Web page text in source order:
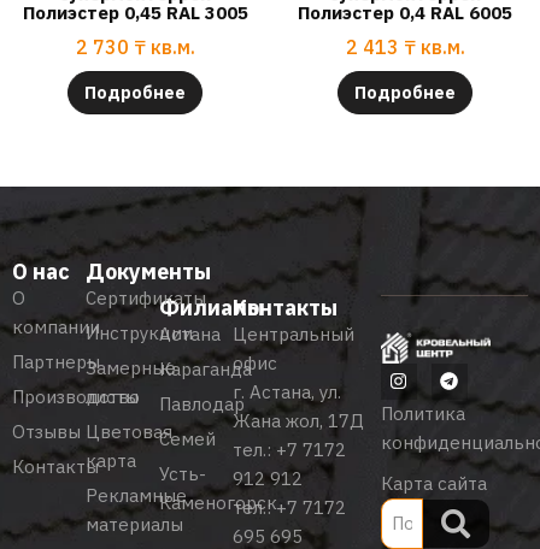
Полиэстер 0,45 RAL 3005
2 730 ₸ кв.м.
Подробнее
Полиэстер 0,4 RAL 6005
2 413 ₸ кв.м.
Подробнее
О нас
О
компании
Партнеры
Производство
Отзывы
Контакты
Документы
Сертификаты
Инструкции
Замерные
листы
Цветовая
карта
Рекламные
материалы
Филиалы
Астана
Караганда
Павлодар
Семей
Усть-
Каменогорск
Контакты
Центральный
офис
г. Астана, ул.
Жана жол, 17Д
тел.: +7 7172
912 912
тел.:+7 7172
695 695
Политика
Карта сайта